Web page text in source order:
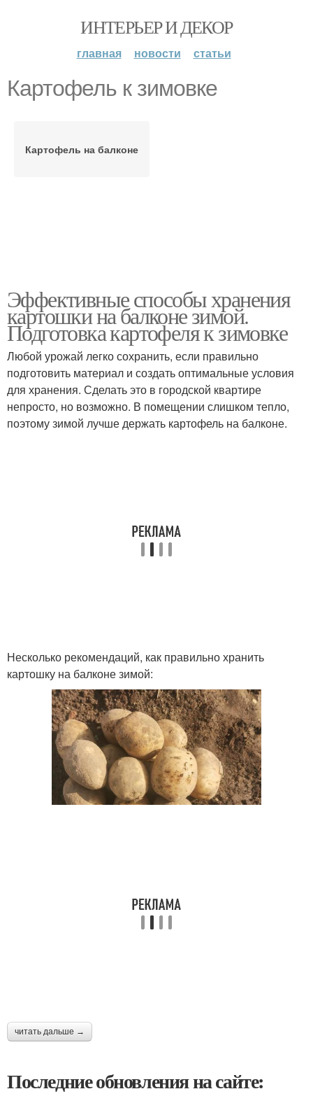
ИНТЕРЬЕР И ДЕКОР
главная новости статьи
Картофель к зимовке
Картофель на балконе
Эффективные способы хранения
картошки на балконе зимой.
Подготовка картофеля к зимовке
Любой урожай легко сохранить, если правильно
подготовить материал и создать оптимальные условия
для хранения. Сделать это в городской квартире
непросто, но возможно. В помещении слишком тепло,
поэтому зимой лучше держать картофель на балконе.
Несколько рекомендаций, как правильно хранить
картошку на балконе зимой:
читать дальше →
Последние обновления на сайте: